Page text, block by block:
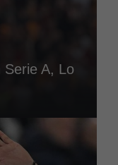
Serie A, Lo